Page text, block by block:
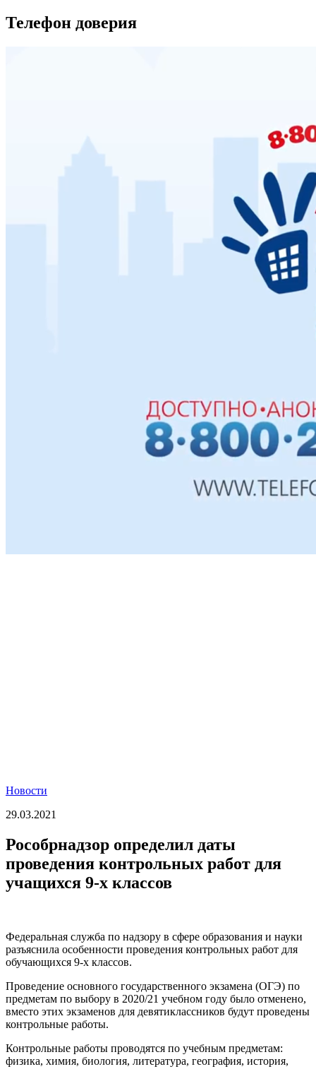
Телефон доверия
Новости
29.03.2021
Рособрнадзор определил даты
проведения контрольных работ для
учащихся 9-х классов
Федеральная служба по надзору в сфере образования и науки
разъяснила особенности проведения контрольных работ для
обучающихся 9-х классов.
Проведение основного государственного экзамена (ОГЭ) по
предметам по выбору в 2020/21 учебном году было отменено,
вместо этих экзаменов для девятиклассников будут проведены
контрольные работы.
Контрольные работы проводятся по учебным предметам:
физика, химия, биология, литература, география, история,